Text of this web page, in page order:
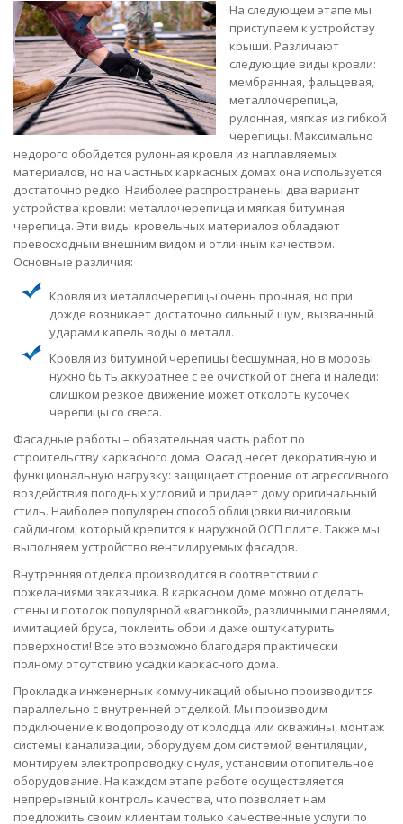
На следующем этапе мы
приступаем к устройству
крыши. Различают
следующие виды кровли:
мембранная, фальцевая,
металлочерепица,
рулонная, мягкая из гибкой
черепицы. Максимально
недорого обойдется рулонная кровля из наплавляемых
материалов, но на частных каркасных домах она используется
достаточно редко. Наиболее распространены два вариант
устройства кровли: металлочерепица и мягкая битумная
черепица. Эти виды кровельных материалов обладают
превосходным внешним видом и отличным качеством.
Основные различия:
Кровля из металлочерепицы очень прочная, но при
дожде возникает достаточно сильный шум, вызванный
ударами капель воды о металл.
Кровля из битумной черепицы бесшумная, но в морозы
нужно быть аккуратнее с ее очисткой от снега и наледи:
слишком резкое движение может отколоть кусочек
черепицы со свеса.
Фасадные работы – обязательная часть работ по
строительству каркасного дома. Фасад несет декоративную и
функциональную нагрузку: защищает строение от агрессивного
воздействия погодных условий и придает дому оригинальный
стиль. Наиболее популярен способ облицовки виниловым
сайдингом, который крепится к наружной ОСП плите. Также мы
выполняем устройство вентилируемых фасадов.
Внутренняя отделка производится в соответствии с
пожеланиями заказчика. В каркасном доме можно отделать
стены и потолок популярной «вагонкой», различными панелями,
имитацией бруса, поклеить обои и даже оштукатурить
поверхности! Все это возможно благодаря практически
полному отсутствию усадки каркасного дома.
Прокладка инженерных коммуникаций обычно производится
параллельно с внутренней отделкой. Мы производим
подключение к водопроводу от колодца или скважины, монтаж
системы канализации, оборудуем дом системой вентиляции,
монтируем электропроводку с нуля, установим отопительное
оборудование. На каждом этапе работе осуществляется
непрерывный контроль качества, что позволяет нам
предложить своим клиентам только качественные услуги по